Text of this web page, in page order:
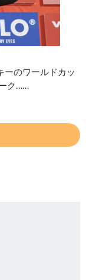
ーのワールドカッ
ク……